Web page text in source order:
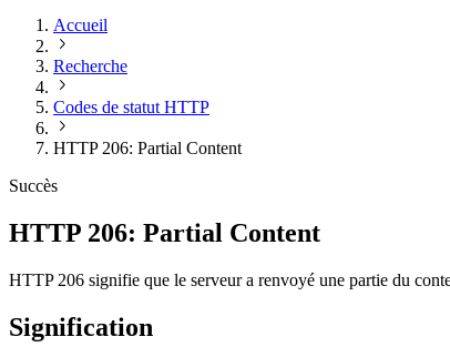
Accueil
Recherche
Codes de statut HTTP
HTTP 206: Partial Content
Succès
HTTP 206: Partial Content
HTTP 206 signifie que le serveur a renvoyé une partie du
Signification